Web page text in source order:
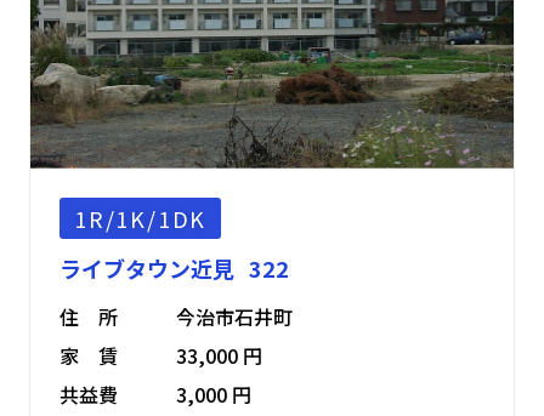
1R/1K/1DK
ライブタウン近見 322
住 所
今治市石井町
家 賃
33,000 円
共益費
3,000 円